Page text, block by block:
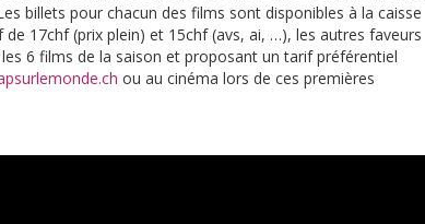
billets pour chacun des films sont disponibles à la caisse
17chf (prix plein) et 15chf (avs, ai, …), les autres faveurs
6 films de la saison et proposant un tarif préférentiel
ou au cinéma lors de ces premières